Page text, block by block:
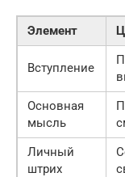
Элемент
Вступление
Основная
мысль
Личный
штрих